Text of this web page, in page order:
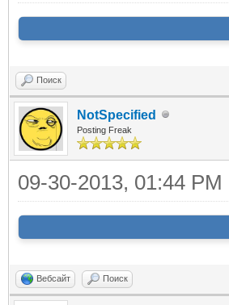
Поиск
NotSpecified
Posting Freak
09-30-2013, 01:44 PM
Вебсайт Поиск